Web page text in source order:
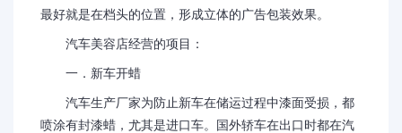
最好就是在档头的位置，形成立体的广告包装效果。
汽车美容店经营的项目：
一．新车开蜡
汽车生产厂家为防止新车在储运过程中漆面受损，都
喷涂有封漆蜡，尤其是进口车。国外轿车在出口时都在汽